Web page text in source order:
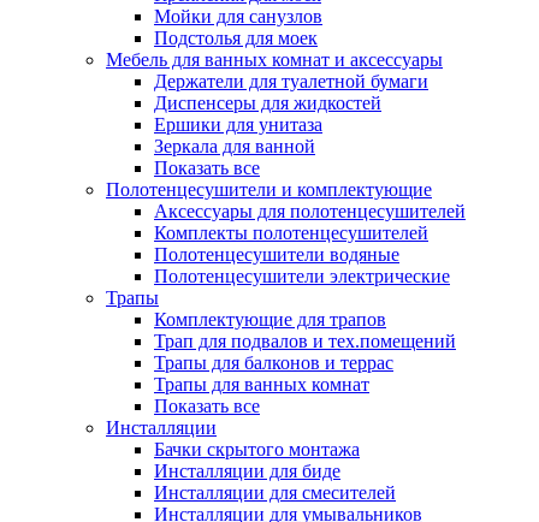
Мойки для санузлов
Подстолья для моек
Мебель для ванных комнат и аксессуары
Держатели для туалетной бумаги
Диспенсеры для жидкостей
Ершики для унитаза
Зеркала для ванной
Показать все
Полотенцесушители и комплектующие
Аксессуары для полотенцесушителей
Комплекты полотенцесушителей
Полотенцесушители водяные
Полотенцесушители электрические
Трапы
Комплектующие для трапов
Трап для подвалов и тех.помещений
Трапы для балконов и террас
Трапы для ванных комнат
Показать все
Инсталляции
Бачки скрытого монтажа
Инсталляции для биде
Инсталляции для смесителей
Инсталляции для умывальников